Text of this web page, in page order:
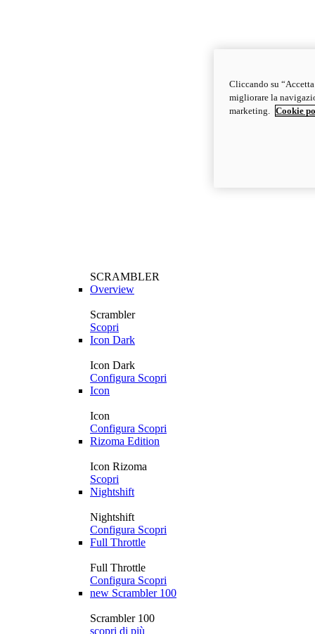
SCRAMBLER
Overview
Scrambler
Scopri
Icon Dark
Icon Dark
Configura Scopri
Icon
Icon
Configura Scopri
Rizoma Edition
Icon Rizoma
Scopri
Nightshift
Nightshift
Configura Scopri
Full Throttle
Full Throttle
Configura Scopri
new Scrambler 100
Scrambler 100
scopri di più
Cliccando su
migliorare la
marketing.
Cookie